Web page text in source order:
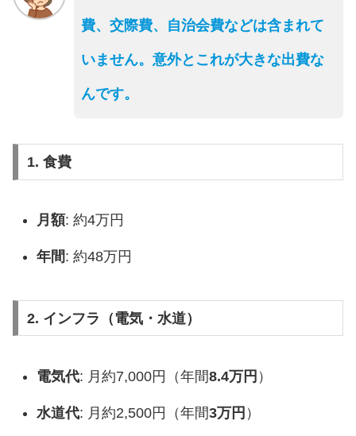
費、交際費、自治会費などは含まれて
いません。意外とこれが大きな出費な
んです。
1. 食費
月額: 約4万円
年間: 約48万円
2. インフラ（電気・水道）
電気代: 月約7,000円（年間8.4万円 ）
水道代: 月約2,500円（年間3万円 ）